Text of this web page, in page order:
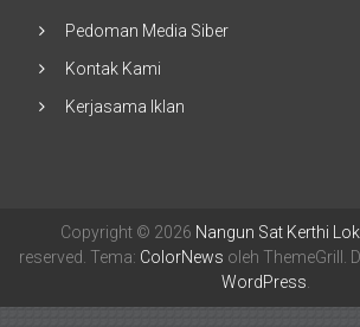
Pedoman Media Siber
Kontak Kami
Kerjasama Iklan
Copyright © 2026 Nangun Sat Kerthi
reserved. Tema: ColorNews oleh ThemeGrill.
WordPress.